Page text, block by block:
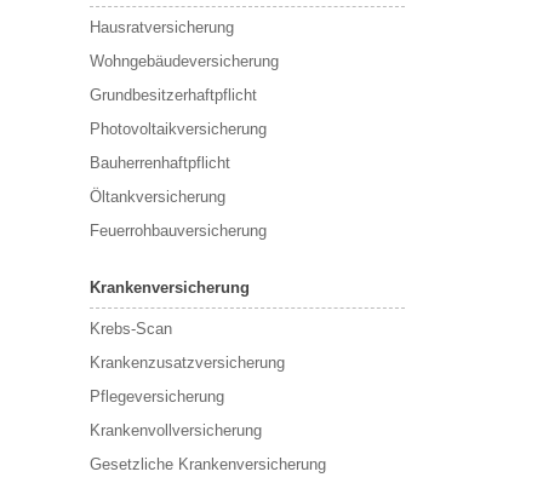
Hausratversicherung
Wohngebäudeversicherung
Grundbesitzerhaftpflicht
Photovoltaikversicherung
Bauherrenhaftpflicht
Öltankversicherung
Feuerrohbauversicherung
Krankenversicherung
Krebs-Scan
Krankenzusatzversicherung
Pflegeversicherung
Krankenvollversicherung
Gesetzliche Krankenversicherung